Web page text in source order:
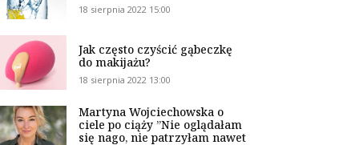
18 sierpnia 2022 15:00
Jak często czyścić gąbeczkę
do makijażu?
18 sierpnia 2022 13:00
Martyna Wojciechowska o
ciele po ciąży ”Nie oglądałam
się nago, nie patrzyłam nawet